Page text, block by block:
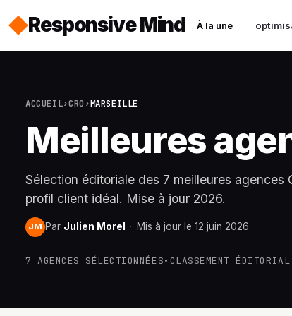
Responsive Mind À la une
ACCUEIL›CRO ›MARSEILLE
Meilleures
Sélection éditoriale des 7 meilleures
profil client idéal. Mise à jour 2026.
JM Par Julien Morel · Mis à jour le 12 juin 2026
7 AGENCES SÉLECTIONNÉES• CLASSEMENT